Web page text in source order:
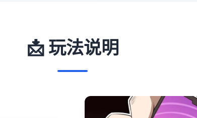
📩 玩法说明